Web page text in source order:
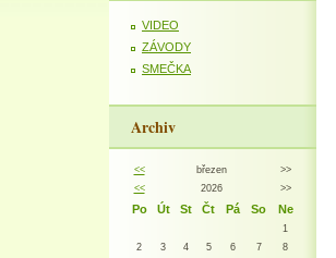
VIDEO
ZÁVODY
SMEČKA
Archiv
<< březen
>>
<<
2026 >>
Po Út St Čt Pá So Ne
1
2
3 4 5 6 7
8